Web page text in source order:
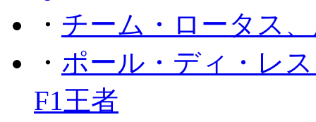
・ チーム・ロータス
・ ポール・ディ・レ
F1王者